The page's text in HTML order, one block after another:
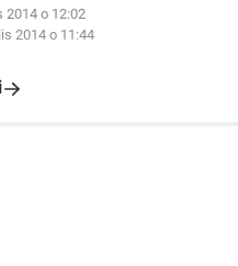
2014 o 12:02
2014 o 11:44